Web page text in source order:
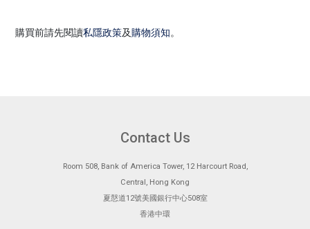
購買前請先閱讀私隱政策及購物須知。
Contact Us
Room 508, Bank of America Tower, 12 Harcourt Road,
Central, Hong Kong
夏慤道12號美國銀行中心508室
香港中環